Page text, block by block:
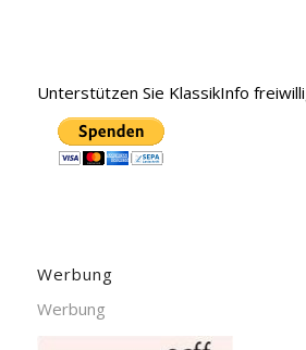
Unterstützen Sie KlassikInfo
Werbung
Werbung